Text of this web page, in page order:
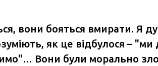
вони бояться вмирати. Я
як це відбулося –
Вони були морально